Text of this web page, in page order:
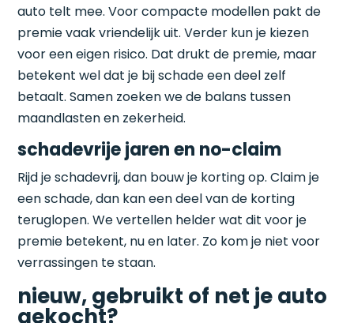
auto telt mee. Voor compacte modellen pakt de
premie vaak vriendelijk uit. Verder kun je kiezen
voor een eigen risico. Dat drukt de premie, maar
betekent wel dat je bij schade een deel zelf
betaalt. Samen zoeken we de balans tussen
maandlasten en zekerheid.
schadevrije jaren en no-claim
Rijd je schadevrij, dan bouw je korting op. Claim je
een schade, dan kan een deel van de korting
teruglopen. We vertellen helder wat dit voor je
premie betekent, nu en later. Zo kom je niet voor
verrassingen te staan.
nieuw, gebruikt of net je auto
gekocht?